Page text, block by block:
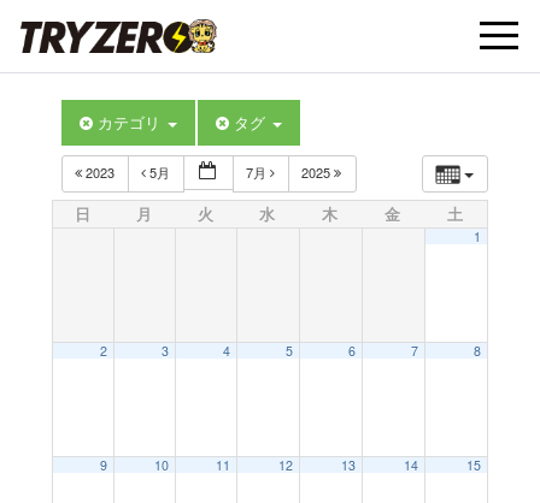
t
カテゴリ タグ
2023 5月 7月 2025
日 月 火 水 木 金 土
1
2 3 4 5 6 7 8
9 10 11 12 13 14 15